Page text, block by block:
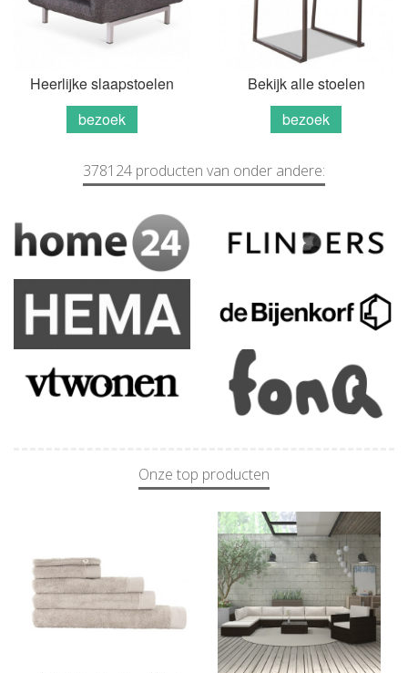
Heerlijke slaapstoelen
bezoek
Bekijk alle stoelen
bezoek
378124 producten van onder andere:
Onze top producten